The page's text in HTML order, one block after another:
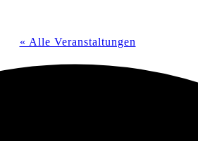
« Alle Veranstaltungen